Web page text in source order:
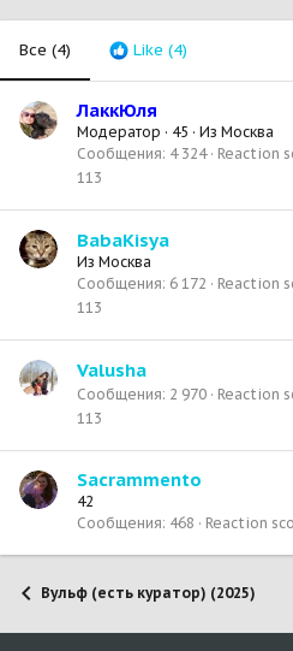
Все (4) Like (4)
ЛаккЮля
Модератор · 45 · Из Москва
Сообщения 4 324 Reaction
113
BabaKisya
Из Москва
Сообщения 6 172 Reaction
113
Valusha
Сообщения 2 970 Reaction
113
Sacrammento
42
Сообщения 468 Reaction
Вульф (есть куратор) (2025)